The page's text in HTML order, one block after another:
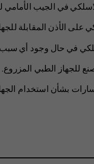
في الجيب الأمامي
على الأذن المقابلة
في حال وجود أي
للجهاز الطبي المزروع.
بشأن استخدام